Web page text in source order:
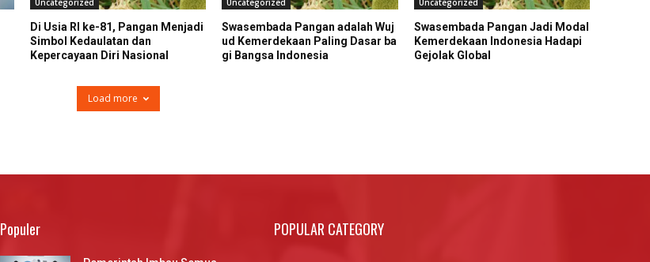
Di Usia RI ke-81, Pangan Menjadi
Simbol Kedaulatan dan
Kepercayaan Diri Nasional
Swasembada Pangan adalah Wuj
ud Kemerdekaan Paling Dasar ba
gi Bangsa Indonesia
Swasembada Pangan Jadi Modal
Kemerdekaan Indonesia Hadapi
Gejolak Global
Load more
Populer POPULAR CATEGORY